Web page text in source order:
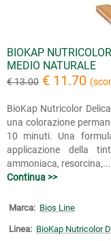
BIOKAP
MEDIO NATURALE
€ 13.00 € 11.70
BioKap Nutricolor
una colorazione
10 minuti. Una
applicazione della
ammoniaca, resorcina,...
Continua >>
Marca: Bios Line
Linea: BioKap Nutricolor